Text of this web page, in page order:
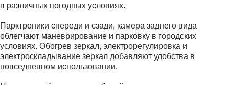
в различных погодных условиях.
Парктроники спереди и сзади, камера заднего вида
облегчают маневрирование и парковку в городских
условиях. Обогрев зеркал, электрорегулировка и
электроскладывание зеркал добавляют удобства в
повседневном использовании.